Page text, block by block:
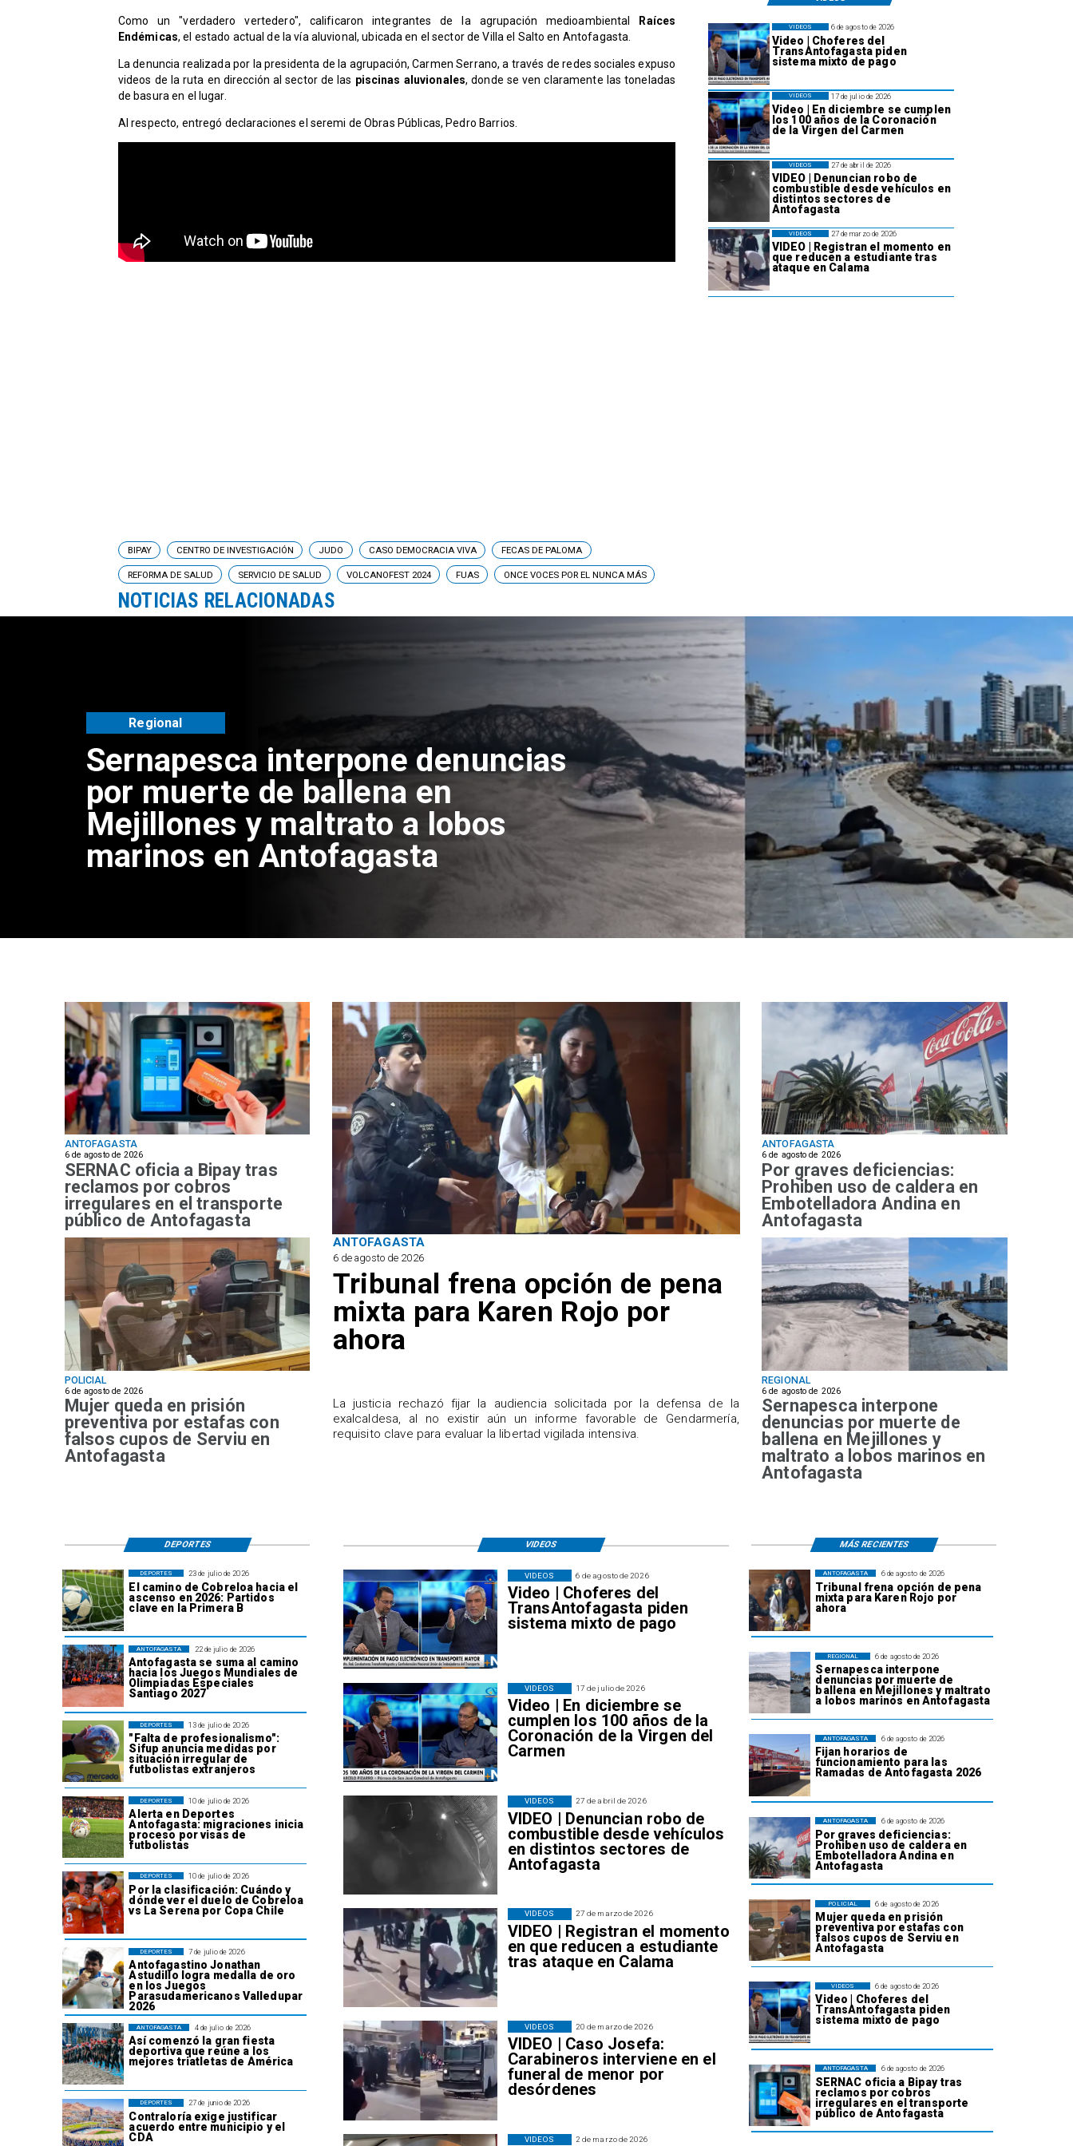
Como un "verdadero vertedero", calificaron integrantes de la agrupación medioambiental
Raíces
Endémicas, el estado actual de la vía aluvional, ubicada en el sector de Villa el Salto en Antofagasta.
La denuncia realizada por la presidenta de la agrupación, Carmen Serrano, a través de redes sociales expuso
videos de la ruta en dirección al sector de las piscinas aluvionales, donde se ven claramente las toneladas
de basura en el lugar.
Al respecto, entregó declaraciones el seremi de Obras Públicas, Pedro Barrios.
6 de agosto de 2026
Video | Choferes del
TransAntofagasta piden
sistema mixto de pago
VIDEOS
17 de julio de 2026
Video | En diciembre se cumplen
los 100 años de la Coronación
de la Virgen del Carmen
VIDEOS
27 de abril de 2026
VIDEO | Denuncian robo de
combustible desde vehículos en
distintos sectores de
Antofagasta
VIDEOS
27 de marzo de 2026
VIDEO | Registran el momento en
que reducen a estudiante tras
ataque en Calama
VIDEOS
BIPAY CENTRO DE INVESTIGACIÓN JUDO CASO DEMOCRACIA VIVA FECAS DE PALOMA
REFORMA DE SALUD SERVICIO DE SALUD VOLCANOFEST 2024 FUAS ONCE VOCES POR EL NUNCA MÁS
NOTICIAS RELACIONADAS
Sernapesca interpone denuncias
por muerte de ballena en
Mejillones y maltrato a lobos
marinos en Antofagasta
Regional
ANTOFAGASTA
6 de agosto de 2026
SERNAC oficia a Bipay tras
reclamos por cobros
irregulares en el transporte
público de Antofagasta
ANTOFAGASTA
6 de agosto de 2026
Tribunal frena opción de pena
mixta para Karen Rojo por
ahora
​La justicia rechazó fijar la audiencia solicitada por la defensa de la
exalcaldesa, al no existir aún un informe favorable de Gendarmería,
requisito clave para evaluar la libertad vigilada intensiva.
POLICIAL
6 de agosto de 2026
Mujer queda en prisión
preventiva por estafas con
falsos cupos de Serviu en
Antofagasta
ANTOFAGASTA
6 de agosto de 2026
Por graves deficiencias:
Prohiben uso de caldera en
Embotelladora Andina en
Antofagasta
REGIONAL
6 de agosto de 2026
Sernapesca interpone
denuncias por muerte de
ballena en Mejillones y
maltrato a lobos marinos en
Antofagasta
6 de agosto de 2026
Tribunal frena opción de pena
mixta para Karen Rojo por
ahora
ANTOFAGASTA
6 de agosto de 2026
Sernapesca interpone
denuncias por muerte de
ballena en Mejillones y maltrato
a lobos marinos en Antofagasta
REGIONAL
6 de agosto de 2026
Fijan horarios de
funcionamiento para las
Ramadas de Antofagasta 2026
ANTOFAGASTA
6 de agosto de 2026
Por graves deficiencias:
Prohiben uso de caldera en
Embotelladora Andina en
Antofagasta
ANTOFAGASTA
6 de agosto de 2026
Mujer queda en prisión
preventiva por estafas con
falsos cupos de Serviu en
Antofagasta
POLICIAL
6 de agosto de 2026
Video | Choferes del
TransAntofagasta piden
sistema mixto de pago
VIDEOS
6 de agosto de 2026
SERNAC oficia a Bipay tras
reclamos por cobros
irregulares en el transporte
público de Antofagasta
ANTOFAGASTA
23 de julio de 2026
El camino de Cobreloa hacia el
ascenso en 2026: Partidos
clave en la Primera B
DEPORTES
22 de julio de 2026
Antofagasta se suma al camino
hacia los Juegos Mundiales de
Olimpiadas Especiales
Santiago 2027
ANTOFAGASTA
13 de julio de 2026
"Falta de profesionalismo":
Sifup anuncia medidas por
situación irregular de
futbolistas extranjeros
DEPORTES
10 de julio de 2026
Alerta en Deportes
Antofagasta: migraciones inicia
proceso por visas de
futbolistas
DEPORTES
10 de julio de 2026
Por la clasificación: Cuándo y
dónde ver el duelo de Cobreloa
vs La Serena por Copa Chile
DEPORTES
7 de julio de 2026
Antofagastino Jonathan
Astudillo logra medalla de oro
en los Juegos
Parasudamericanos Valledupar
2026
DEPORTES
4 de julio de 2026
Así comenzó la gran fiesta
deportiva que reúne a los
mejores triatletas de América
ANTOFAGASTA
27 de junio de 2026
Contraloría exige justificar
acuerdo entre municipio y el
CDA
DEPORTES
6 de agosto de 2026
Video | Choferes del
TransAntofagasta piden
sistema mixto de pago
VIDEOS
17 de julio de 2026
Video | En diciembre se
cumplen los 100 años de la
Coronación de la Virgen del
Carmen
VIDEOS
27 de abril de 2026
VIDEO | Denuncian robo de
combustible desde vehículos
en distintos sectores de
Antofagasta
VIDEOS
27 de marzo de 2026
VIDEO | Registran el momento
en que reducen a estudiante
tras ataque en Calama
VIDEOS
20 de marzo de 2026
VIDEO | Caso Josefa:
Carabineros interviene en el
funeral de menor por
desórdenes
VIDEOS
2 de marzo de 2026
VIDEOS
VIDEOS
DEPORTES MÁS RECIENTES